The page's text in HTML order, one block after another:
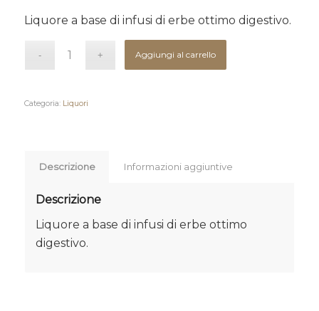
Liquore a base di infusi di erbe ottimo digestivo.
Aggiungi al carrello
Categoria: Liquori
Descrizione Informazioni aggiuntive
Descrizione
Liquore a base di infusi di erbe ottimo
digestivo.